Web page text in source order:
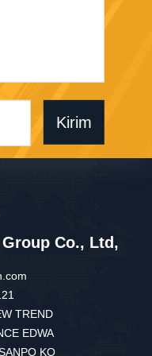
Kirim
Co., Ltd,
TREND
EDWA
KO